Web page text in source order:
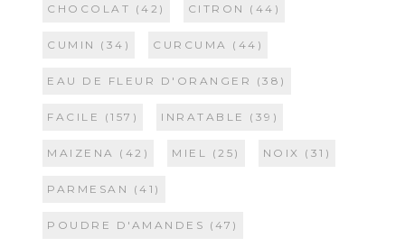
CHOCOLAT (42) CITRON (44)
CUMIN (34) CURCUMA (44)
EAU DE FLEUR D'ORANGER (38)
FACILE (157) INRATABLE (39)
MAIZENA (42) MIEL (25) NOIX (31)
PARMESAN (41)
POUDRE D'AMANDES (47)